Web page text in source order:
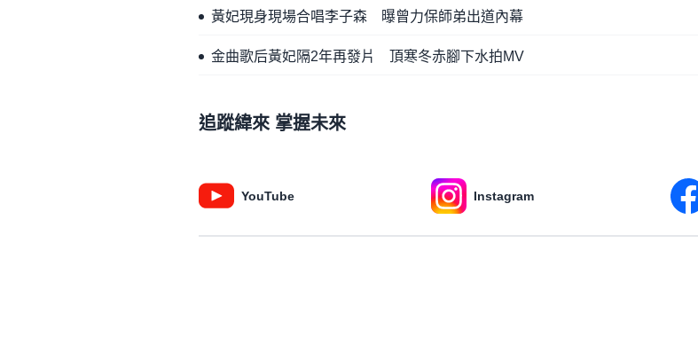
黃妃現身現場合唱李子森 曝曾力保師弟出道內幕
金曲歌后黃妃隔2年再發片 頂寒冬赤腳下水拍MV
追蹤緯來 掌握未來
YouTube Instagram